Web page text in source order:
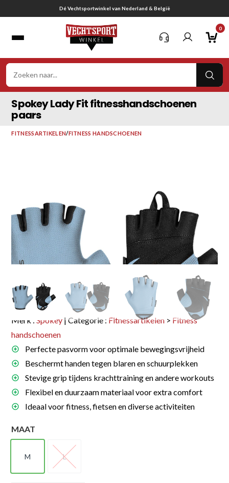
naar
Gratis verzending vanaf € 75,-
0
Spokey Lady Fit fitnesshandschoenen
paars
FITNESSARTIKELEN/FITNESS HANDSCHOENEN
Merk :Spokey | Categorie : Fitnessartikelen > Fitness
handschoenen
Perfecte pasvorm voor optimale bewegingsvrijheid
Beschermt handen tegen blaren en schuurplekken
Stevige grip tijdens krachttraining en andere workouts
Flexibel en duurzaam materiaal voor extra comfort
Ideaal voor fitness, fietsen en diverse activiteiten
MAAT
M
M
L
L